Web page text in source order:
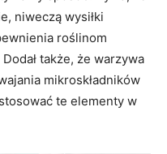
niweczą wysiłki
roślinom
także, że warzywa
mikroskładników
te elementy w